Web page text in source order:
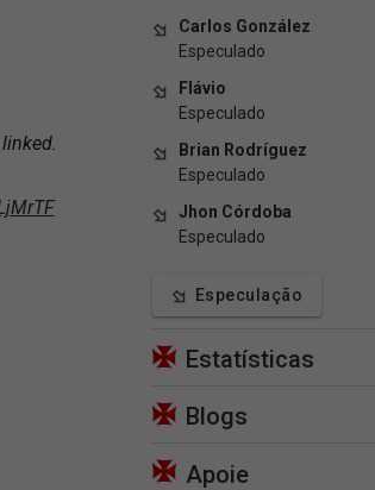
Carlos González
Especulado
Flávio
Especulado
Brian Rodríguez
Especulado
Jhon Córdoba
Especulado
Especulação
Estatísticas
Blogs
Apoie